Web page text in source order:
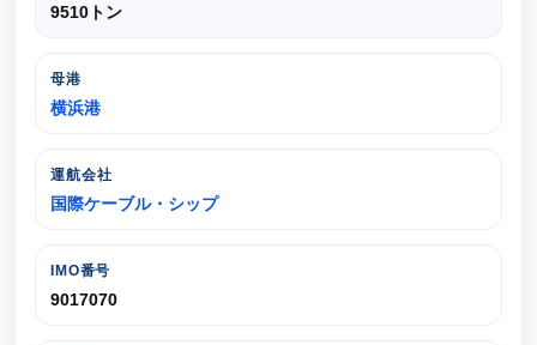
9510トン
母港
横浜港
運航会社
国際ケーブル・シップ
IMO番号
9017070